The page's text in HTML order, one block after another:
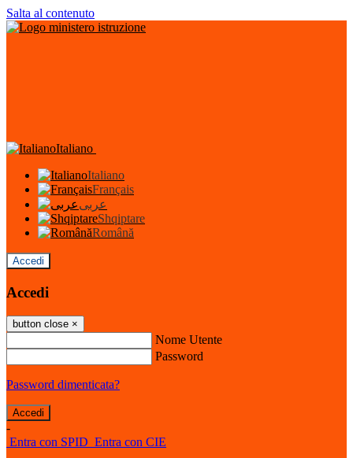
Salta al contenuto
Italiano
Italiano
Français
عربى
Shqiptare
Română
Accedi
Accedi
button close ×
Nome Utente
Password
Password dimenticata?
-
Entra con SPID Entra con CIE